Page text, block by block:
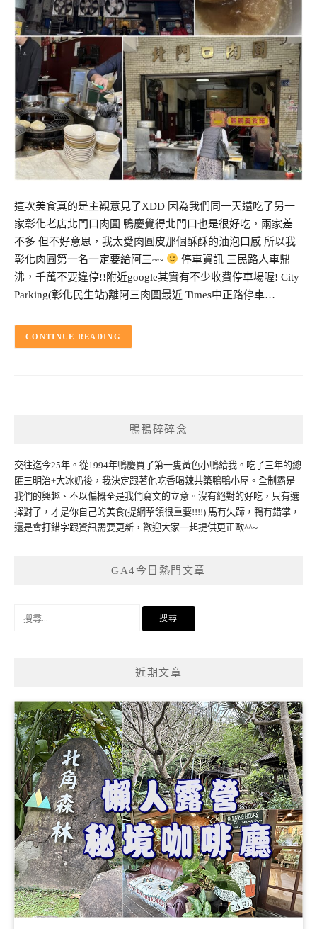
這次美食真的是主觀意見了XDD 因為我們同一天還吃了另一
家彰化老店北門口肉圓 鴨慶覺得北門口也是很好吃，兩家差
不多 但不好意思，我太愛肉圓皮那個酥酥的油泡口感 所以我
彰化肉圓第一名一定要給阿三~~
停車資訊 三民路人車鼎
沸，千萬不要違停!!附近google其實有不少收費停車場喔! City
Parking(彰化民生站)離阿三肉圓最近 Times中正路停車…
CONTINUE READING
鴨鴨碎碎念
交往迄今25年。從1994年鴨慶買了第一隻黃色小鴨給我。吃了三年的總
匯三明治+大冰奶後，我決定跟著他吃香喝辣共築鴨鴨小屋。全制霸是
我們的興趣、不以偏概全是我們寫文的立意。沒有絕對的好吃，只有選
擇對了，才是你自己的美食(提綱挈領很重要!!!!) 馬有失蹄，鴨有錯掌，
還是會打錯字跟資訊需要更新，歡迎大家一起提供更正歐^^~
GA4今日熱門文章
近期文章